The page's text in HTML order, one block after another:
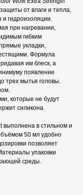
от влаги и тепла,
и гидроизоляции.
при нагревании,
гибким
укладки,
Формула
им блеск, а
появление
трех мытья головы.
которые не будут
силикона.
выполнена в стильном и
50 мл удобно
позволяет
упаковки
среды.